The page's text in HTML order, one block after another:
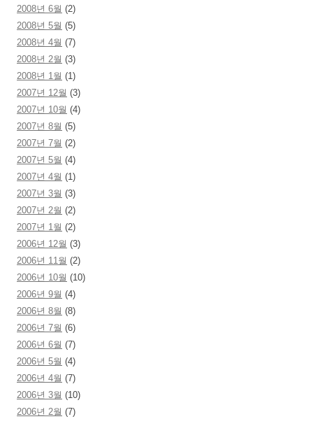
2008년 6월 (2)
2008년 5월 (5)
2008년 4월 (7)
2008년 2월 (3)
2008년 1월 (1)
2007년 12월 (3)
2007년 10월 (4)
2007년 8월 (5)
2007년 7월 (2)
2007년 5월 (4)
2007년 4월 (1)
2007년 3월 (3)
2007년 2월 (2)
2007년 1월 (2)
2006년 12월 (3)
2006년 11월 (2)
2006년 10월 (10)
2006년 9월 (4)
2006년 8월 (8)
2006년 7월 (6)
2006년 6월 (7)
2006년 5월 (4)
2006년 4월 (7)
2006년 3월 (10)
2006년 2월 (7)